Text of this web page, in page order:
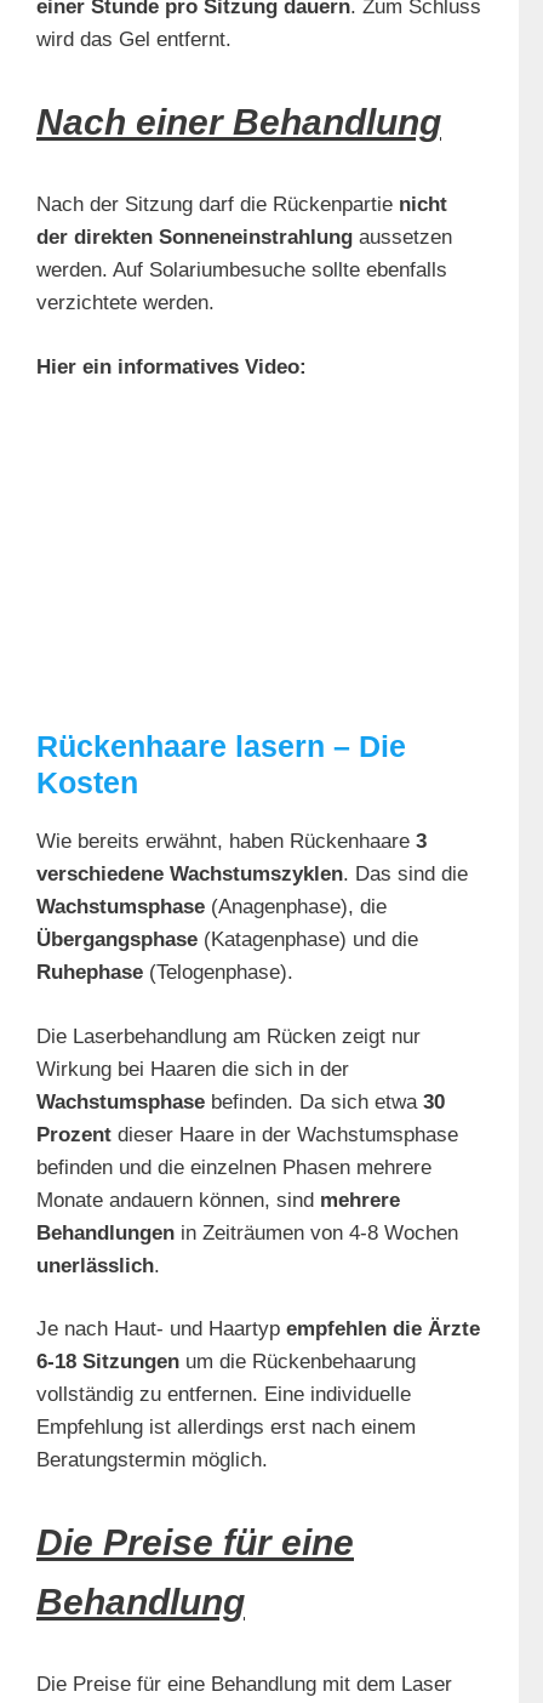
einer Stunde pro Sitzung dauern. Zum Schluss
wird das Gel entfernt.
Nach einer Behandlung
Nach der Sitzung darf die Rückenpartie nicht
der direkten Sonneneinstrahlung aussetzen
werden. Auf Solariumbesuche sollte ebenfalls
verzichtete werden.
Hier ein informatives Video:
Rückenhaare lasern – Die
Kosten
Wie bereits erwähnt, haben Rückenhaare 3
verschiedene Wachstumszyklen. Das sind die
Wachstumsphase (Anagenphase), die
Übergangsphase (Katagenphase) und die
Ruhephase (Telogenphase).
Die Laserbehandlung am Rücken zeigt nur
Wirkung bei Haaren die sich in der
Wachstumsphase befinden. Da sich etwa 30
Prozent dieser Haare in der Wachstumsphase
befinden und die einzelnen Phasen mehrere
Monate andauern können, sind mehrere
Behandlungen in Zeiträumen von 4-8 Wochen
unerlässlich.
Je nach Haut- und Haartyp empfehlen die Ärzte
6-18 Sitzungen um die Rückenbehaarung
vollständig zu entfernen. Eine individuelle
Empfehlung ist allerdings erst nach einem
Beratungstermin möglich.
Die Preise für eine
Behandlung
Die Preise für eine Behandlung mit dem Laser